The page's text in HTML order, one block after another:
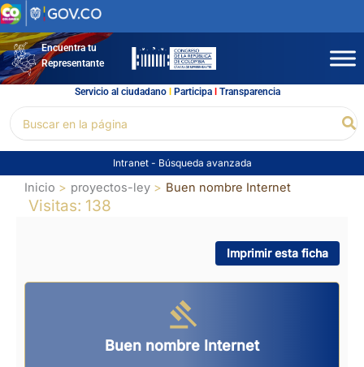
Ir
al
contenidoEncuentra tu
Representante
Servicio al ciudadano l Participal Transparencia
por:
Intranet - Búsqueda avanzada
Inicio proyectos-ley Buen nombre Internet
Visitas: 138
Imprimir esta ficha
Buen nombre Internet